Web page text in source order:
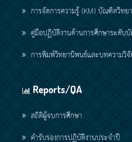
การจัดการความรู้ (KM) บัณฑิตวิทย
คู่มือปฏิบัติงานด้านการศึกษาระดับ
การพิมพ์วิทยานิพนธ์และบทความวิ
Reports/QA
สถิติผู้จบการศึกษา
คำรับรองการปฏิบัติงานประจำปี